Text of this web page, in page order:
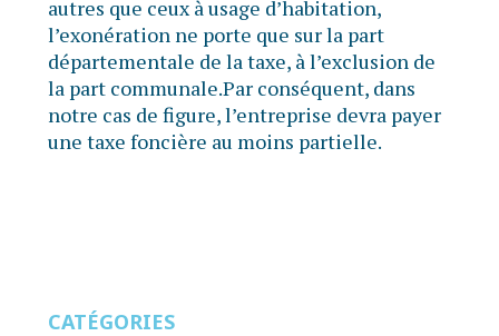
autres que ceux à usage d’habitation,
l’exonération ne porte que sur la part
départementale de la taxe, à l’exclusion de
la part communale.Par conséquent, dans
notre cas de figure, l’entreprise devra payer
une taxe foncière au moins partielle.
CATÉGORIES